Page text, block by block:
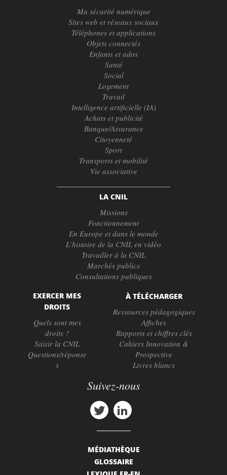
Ma sécurité numérique
Sites web et réseaux sociaux
Téléphones et applications
Objets connectés
Enfants et ados
Santé
Social
Logement
Travail
Intelligence artificielle (IA)
Achats et publicité
Banque/Assurance
Citoyenneté
Sport
Transports et mobilité
Vie associative
LA CNIL
Missions
Fonctionnement
En Europe et dans le monde
L’histoire de la CNIL en vidéo
Travailler à la CNIL
Marchés publics
Consultations publiques
EXERCER MES
DROITS
Quels sont mes
droits ?
Saisir la CNIL
Questions/réponse
s
À TÉLÉCHARGER
Ressources pédagogiques
Affiches
Rapports et chiffres clés
Cahiers Innovation &
Prospective
Livres blancs
Suivez-nous
MÉDIATHÈQUE
GLOSSAIRE